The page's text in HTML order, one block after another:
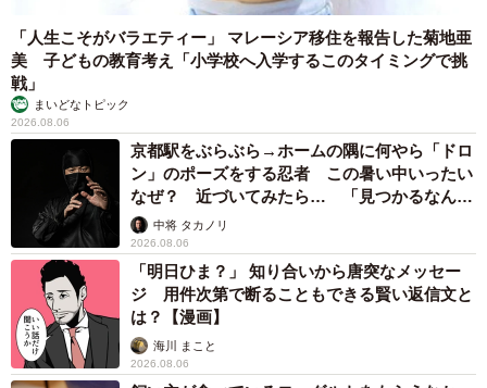
「人生こそがバラエティー」 マレーシア移住を報告した菊地亜
美 子どもの教育考え「小学校へ入学するこのタイミングで挑
戦」
まいどなトピック
2026.08.06
京都駅をぶらぶら→ホームの隅に何やら「ドロ
ン」のポーズをする忍者 この暑い中いったい
なぜ？ 近づいてみたら… 「見つかるなんて
未熟」中将 タカノリ
2026.08.06
「明日ひま？」 知り合いから唐突なメッセー
ジ 用件次第で断ることもできる賢い返信文と
は？【漫画】
海川 まこと
2026.08.06